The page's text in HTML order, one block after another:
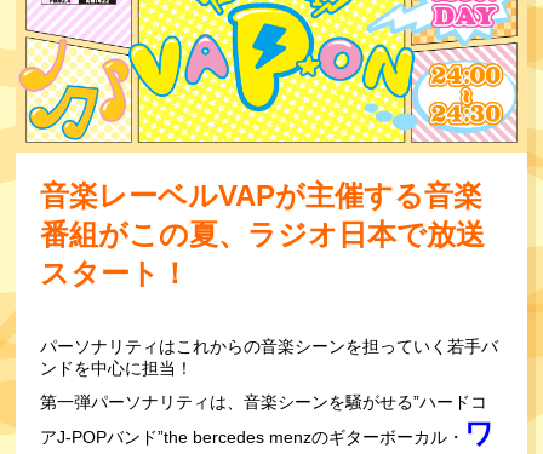
音楽レーベルVAPが主催する音楽
番組がこの夏、ラジオ日本で放送
スタート！
パーソナリティはこれからの音楽シーンを担っていく若手バ
ンドを中心に担当！
第一弾パーソナリティは、音楽シーンを騒がせる”ハードコ
アJ-POPバンド”the bercedes menzのギターボーカル・ ワ